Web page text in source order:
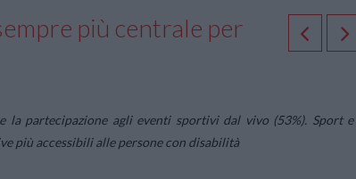
più centrale per
partecipazione agli eventi sportivi dal vivo (53%). Sport e
più accessibili alle persone con disabilità